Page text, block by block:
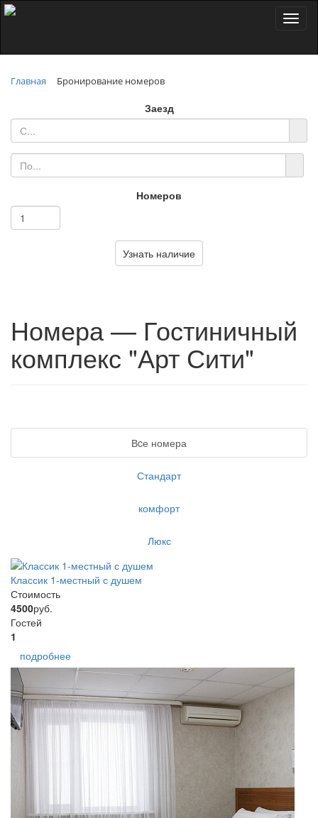
Главная Бронирование номеров
Заезд
Номеров
Узнать наличие
Номера — Гостиничный
комплекс "Арт Сити"
Вcе номера
Стандарт
комфорт
Люкс
Классик 1-местный с душем
Стоимость
4500руб.
Гостей
1
подробнее